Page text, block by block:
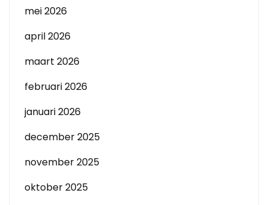
mei 2026
april 2026
maart 2026
februari 2026
januari 2026
december 2025
november 2025
oktober 2025